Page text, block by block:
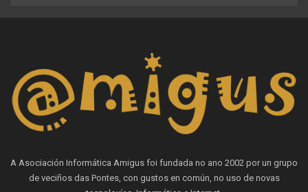
A Asociación Informática Amigus foi fundada no ano 2002 por un grupo
de veciños das Pontes, con gustos en común, no uso de novas